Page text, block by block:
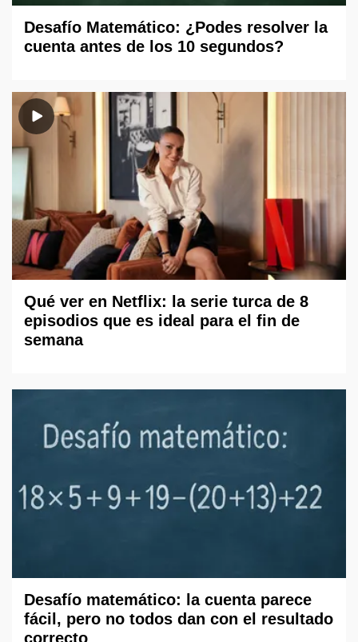
Desafío Matemático: ¿Podes resolver la
cuenta antes de los 10 segundos?
Qué ver en Netflix: la serie turca de 8
episodios que es ideal para el fin de
semana
Desafío matemático: la cuenta parece
fácil, pero no todos dan con el resultado
correcto